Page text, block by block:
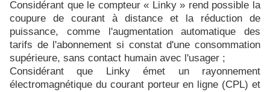
Considérant que le compteur « Linky » rend possible la
coupure de courant à distance et la réduction de
puissance, comme l'augmentation automatique des
tarifs de l'abonnement si constat d'une consommation
supérieure, sans contact humain avec l'usager ;
Considérant que Linky émet un rayonnement
électromagnétique du courant porteur en ligne (CPL) et